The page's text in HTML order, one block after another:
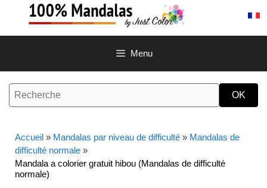
contenu
Menu
Accueil » Mandalas par niveau de difficulté » Mandalas de
difficulté normale »
Mandala a colorier gratuit hibou (Mandalas de difficulté
normale)